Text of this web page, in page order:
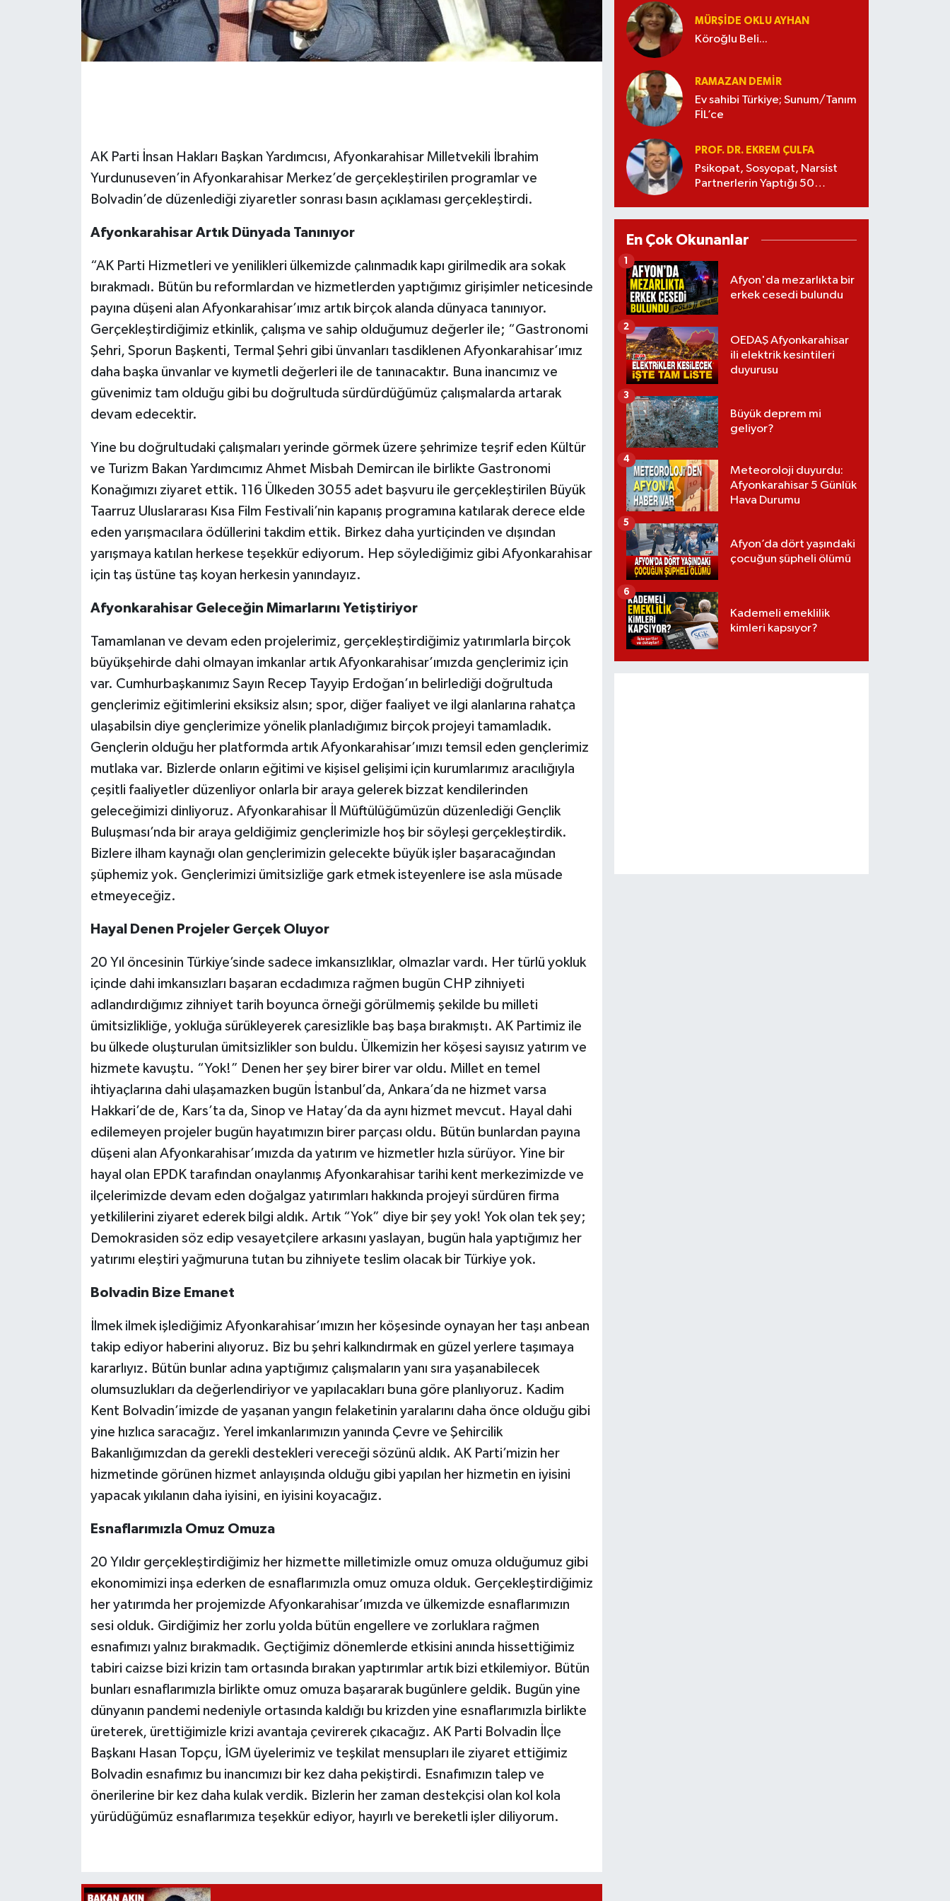
AK Parti İnsan Hakları Başkan Yardımcısı, Afyonkarahisar Milletvekili İbrahim
Yurdunuseven’in Afyonkarahisar Merkez’de gerçekleştirilen programlar ve
Bolvadin’de düzenlediği ziyaretler sonrası basın açıklaması gerçekleştirdi.
Afyonkarahisar Artık Dünyada Tanınıyor
“AK Parti Hizmetleri ve yenilikleri ülkemizde çalınmadık kapı girilmedik ara sokak
bırakmadı. Bütün bu reformlardan ve hizmetlerden yaptığımız girişimler neticesinde
payına düşeni alan Afyonkarahisar’ımız artık birçok alanda dünyaca tanınıyor.
Gerçekleştirdiğimiz etkinlik, çalışma ve sahip olduğumuz değerler ile; “Gastronomi
Şehri, Sporun Başkenti, Termal Şehri gibi ünvanları tasdiklenen Afyonkarahisar’ımız
daha başka ünvanlar ve kıymetli değerleri ile de tanınacaktır. Buna inancımız ve
güvenimiz tam olduğu gibi bu doğrultuda sürdürdüğümüz çalışmalarda artarak
devam edecektir.
Yine bu doğrultudaki çalışmaları yerinde görmek üzere şehrimize teşrif eden Kültür
ve Turizm Bakan Yardımcımız Ahmet Misbah Demircan ile birlikte Gastronomi
Konağımızı ziyaret ettik. 116 Ülkeden 3055 adet başvuru ile gerçekleştirilen Büyük
Taarruz Uluslararası Kısa Film Festivali’nin kapanış programına katılarak derece elde
eden yarışmacılara ödüllerini takdim ettik. Birkez daha yurtiçinden ve dışından
yarışmaya katılan herkese teşekkür ediyorum. Hep söylediğimiz gibi Afyonkarahisar
için taş üstüne taş koyan herkesin yanındayız.
Afyonkarahisar Geleceğin Mimarlarını Yetiştiriyor
Tamamlanan ve devam eden projelerimiz, gerçekleştirdiğimiz yatırımlarla birçok
büyükşehirde dahi olmayan imkanlar artık Afyonkarahisar’ımızda gençlerimiz için
var. Cumhurbaşkanımız Sayın Recep Tayyip Erdoğan’ın belirlediği doğrultuda
gençlerimiz eğitimlerini eksiksiz alsın; spor, diğer faaliyet ve ilgi alanlarına rahatça
ulaşabilsin diye gençlerimize yönelik planladığımız birçok projeyi tamamladık.
Gençlerin olduğu her platformda artık Afyonkarahisar’ımızı temsil eden gençlerimiz
mutlaka var. Bizlerde onların eğitimi ve kişisel gelişimi için kurumlarımız aracılığıyla
çeşitli faaliyetler düzenliyor onlarla bir araya gelerek bizzat kendilerinden
geleceğimizi dinliyoruz. Afyonkarahisar İl Müftülüğümüzün düzenlediği Gençlik
Buluşması’nda bir araya geldiğimiz gençlerimizle hoş bir söyleşi gerçekleştirdik.
Bizlere ilham kaynağı olan gençlerimizin gelecekte büyük işler başaracağından
şüphemiz yok. Gençlerimizi ümitsizliğe gark etmek isteyenlere ise asla müsade
etmeyeceğiz.
Hayal Denen Projeler Gerçek Oluyor
20 Yıl öncesinin Türkiye’sinde sadece imkansızlıklar, olmazlar vardı. Her türlü yokluk
içinde dahi imkansızları başaran ecdadımıza rağmen bugün CHP zihniyeti
adlandırdığımız zihniyet tarih boyunca örneği görülmemiş şekilde bu milleti
ümitsizlikliğe, yokluğa sürükleyerek çaresizlikle baş başa bırakmıştı. AK Partimiz ile
bu ülkede oluşturulan ümitsizlikler son buldu. Ülkemizin her köşesi sayısız yatırım ve
hizmete kavuştu. “Yok!” Denen her şey birer birer var oldu. Millet en temel
ihtiyaçlarına dahi ulaşamazken bugün İstanbul’da, Ankara’da ne hizmet varsa
Hakkari’de de, Kars’ta da, Sinop ve Hatay’da da aynı hizmet mevcut. Hayal dahi
edilemeyen projeler bugün hayatımızın birer parçası oldu. Bütün bunlardan payına
düşeni alan Afyonkarahisar’ımızda da yatırım ve hizmetler hızla sürüyor. Yine bir
hayal olan EPDK tarafından onaylanmış Afyonkarahisar tarihi kent merkezimizde ve
ilçelerimizde devam eden doğalgaz yatırımları hakkında projeyi sürdüren firma
yetkililerini ziyaret ederek bilgi aldık. Artık “Yok” diye bir şey yok! Yok olan tek şey;
Demokrasiden söz edip vesayetçilere arkasını yaslayan, bugün hala yaptığımız her
yatırımı eleştiri yağmuruna tutan bu zihniyete teslim olacak bir Türkiye yok.
Bolvadin Bize Emanet
İlmek ilmek işlediğimiz Afyonkarahisar’ımızın her köşesinde oynayan her taşı anbean
takip ediyor haberini alıyoruz. Biz bu şehri kalkındırmak en güzel yerlere taşımaya
kararlıyız. Bütün bunlar adına yaptığımız çalışmaların yanı sıra yaşanabilecek
olumsuzlukları da değerlendiriyor ve yapılacakları buna göre planlıyoruz. Kadim
Kent Bolvadin’imizde de yaşanan yangın felaketinin yaralarını daha önce olduğu gibi
yine hızlıca saracağız. Yerel imkanlarımızın yanında Çevre ve Şehircilik
Bakanlığımızdan da gerekli destekleri vereceği sözünü aldık. AK Parti’mizin her
hizmetinde görünen hizmet anlayışında olduğu gibi yapılan her hizmetin en iyisini
yapacak yıkılanın daha iyisini, en iyisini koyacağız.
Esnaflarımızla Omuz Omuza
20 Yıldır gerçekleştirdiğimiz her hizmette milletimizle omuz omuza olduğumuz gibi
ekonomimizi inşa ederken de esnaflarımızla omuz omuza olduk. Gerçekleştirdiğimiz
her yatırımda her projemizde Afyonkarahisar’ımızda ve ülkemizde esnaflarımızın
sesi olduk. Girdiğimiz her zorlu yolda bütün engellere ve zorluklara rağmen
esnafımızı yalnız bırakmadık. Geçtiğimiz dönemlerde etkisini anında hissettiğimiz
tabiri caizse bizi krizin tam ortasında bırakan yaptırımlar artık bizi etkilemiyor. Bütün
bunları esnaflarımızla birlikte omuz omuza başararak bugünlere geldik. Bugün yine
dünyanın pandemi nedeniyle ortasında kaldığı bu krizden yine esnaflarımızla birlikte
üreterek, ürettiğimizle krizi avantaja çevirerek çıkacağız. AK Parti Bolvadin İlçe
Başkanı Hasan Topçu, İGM üyelerimiz ve teşkilat mensupları ile ziyaret ettiğimiz
Bolvadin esnafımız bu inancımızı bir kez daha pekiştirdi. Esnafımızın talep ve
önerilerine bir kez daha kulak verdik. Bizlerin her zaman destekçisi olan kol kola
yürüdüğümüz esnaflarımıza teşekkür ediyor, hayırlı ve bereketli işler diliyorum.
MÜRŞIDE OKLU AYHAN
Köroğlu Beli...
RAMAZAN DEMİR
Ev sahibi Türkiye; Sunum/Tanım
FİL’ce
PROF. DR. EKREM ÇULFA
Psikopat, Sosyopat, Narsist
Partnerlerin Yaptığı 50
En Çok Okunanlar
Afyon'da mezarlıkta bir
erkek cesedi bulundu
1
OEDAŞ Afyonkarahisar
ili elektrik kesintileri
duyurusu
2
Büyük deprem mi
geliyor?
3
Meteoroloji duyurdu:
Afyonkarahisar 5 Günlük
Hava Durumu
4
Afyon’da dört yaşındaki
çocuğun şüpheli ölümü
5
Kademeli emeklilik
kimleri kapsıyor?
6